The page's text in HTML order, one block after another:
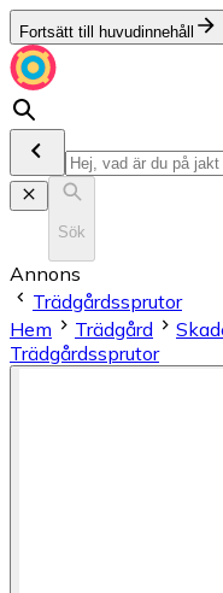
Fortsätt till huvudinnehåll
Sök
Annons
Trädgårdssprutor
Hem
Trädgård
Trädgårdssprutor